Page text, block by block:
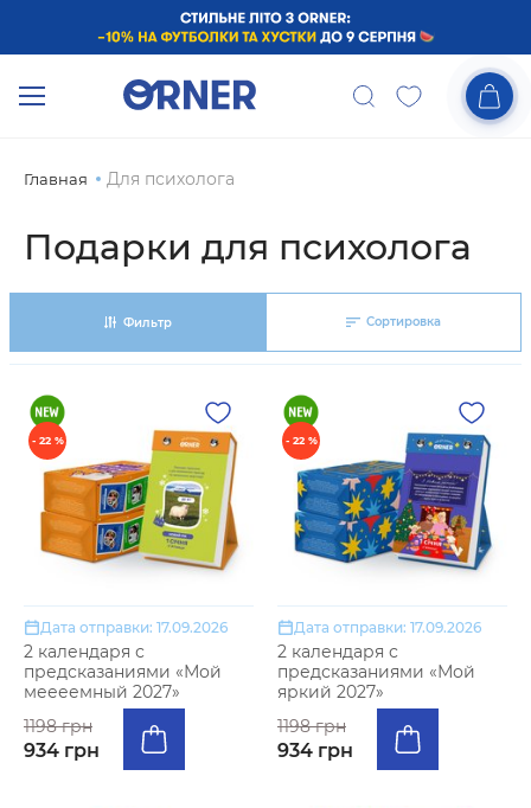
Главная Для психолога
Подарки для психолога
Фильтр Сортировка
- 22 %
Дата отправки: 17.09.2026
2 календаря с
предсказаниями «Мой
меееемный 2027»
1198 грн
934 грн
- 22 %
Дата отправки: 17.09.2026
2 календаря с
предсказаниями «Мой
яркий 2027»
1198 грн
934 грн